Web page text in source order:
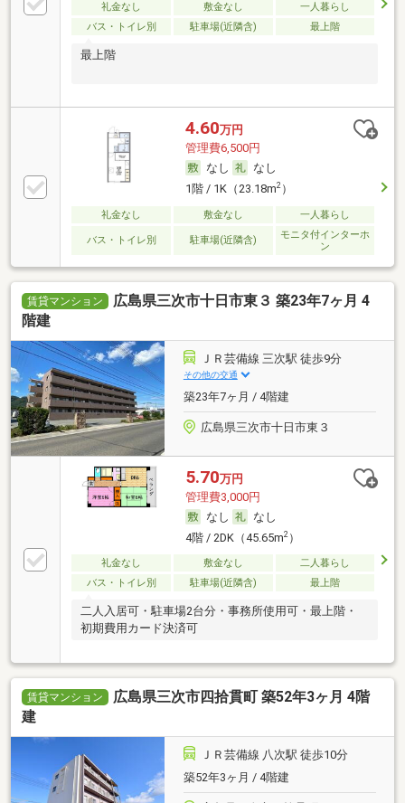
礼金なし 敷金なし
一人暮らし
バス・トイレ別
駐車場(近隣含) 最上階
最上階
4.60万円
管理費6,500円
なし
なし
1階 / 1K（23.18m2）
礼金なし 敷金なし 一人暮らし
バス・トイレ別 駐車場(近隣含)
モニタ付インターホ
ン
賃貸マンション
広島県三次市十日市東３ 築23年7ヶ月 4
階建
ＪＲ芸備線 三次駅 徒歩9分
その他の交通
築23年7ヶ月 / 4階建
広島県三次市十日市東３
5.70万円
管理費3,000円
なし
なし
4階 / 2DK（45.65m2）
礼金なし 敷金なし
二人暮らし
バス・トイレ別
駐車場(近隣含) 最上階
二人入居可・駐車場2台分・事務所使用可・最上階・
初期費用カード決済可
賃貸マンション
広島県三次市四拾貫町 築52年3ヶ月 4階
建
ＪＲ芸備線 八次駅 徒歩10分
築52年3ヶ月 / 4階建